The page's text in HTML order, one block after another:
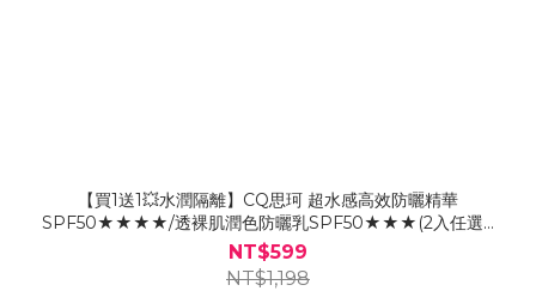
【買1送1💥水潤隔離】CQ思珂 超水感高效防曬精華
SPF50★★★★/透裸肌潤色防曬乳SPF50★★★(2入任選)-
售價已折
NT$599
NT$1,198